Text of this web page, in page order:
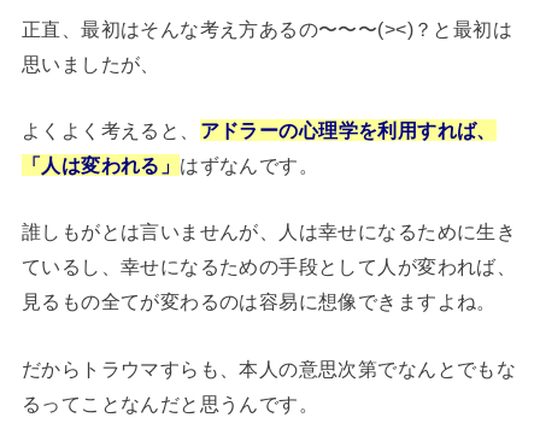
正直、最初はそんな考え方あるの〜〜〜(><)？と最初は
思いましたが、
よくよく考えると、 アドラーの心理学を利用すれば、
「人は変われる」 はずなんです。
誰しもがとは言いませんが、人は幸せになるために生き
ているし、幸せになるための手段として人が変われば、
見るもの全てが変わるのは容易に想像できますよね。
だからトラウマすらも、本人の意思次第でなんとでもな
るってことなんだと思うんです。